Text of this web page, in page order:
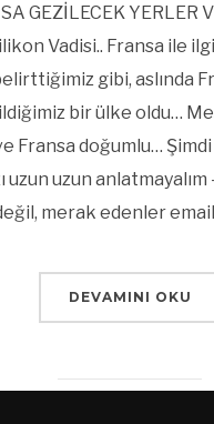
GEZİLECEK YERLER
Vadisi.. Fransa ile
gibi, aslında
bir ülke oldu…
Fransa doğumlu…
uzun uzun
merak edenler
DEVAMINI OKU